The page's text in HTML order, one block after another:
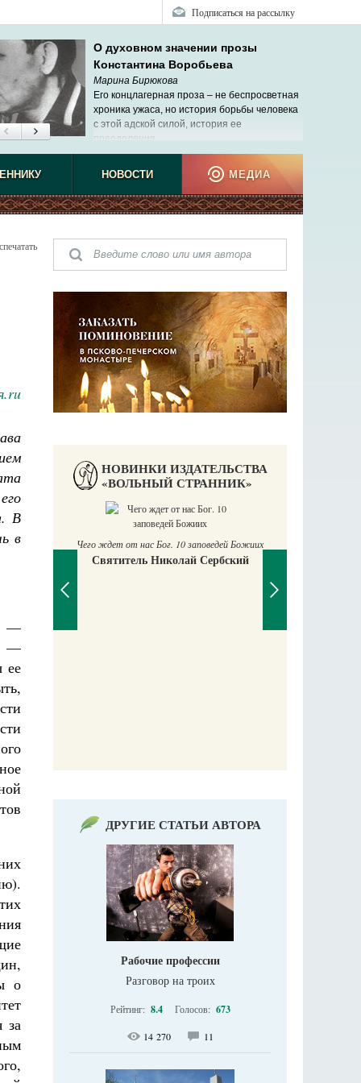
Подписаться на рассылку
О духовном значении прозы
Константина Воробьева
Марина Бирюкова
Его концлагерная проза – не беспросветная
хроника ужаса, но история борьбы человека
с этой адской силой, история ее
преодоления.
НОВОСТИ МЕДИА
В
в
—
—
ее
о
за
НОВИНКИ ИЗДАТЕЛЬСТВА
«ВОЛЬНЫЙ СТРАННИК»
у
Чего ждет от нас Бог. 10 заповедей Божиих
Святитель Николай Сербский
ДРУГИЕ СТАТЬИ АВТОРА
Рабочие профессии
Разговор на троих
Рейтинг: 8.4 Голосов: 673
14 270 11